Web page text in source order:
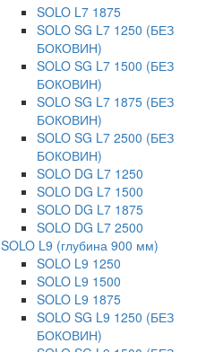
SOLO L7 1875
SOLO SG L7 1250 (БЕЗ
БОКОВИН)
SOLO SG L7 1500 (БЕЗ
БОКОВИН)
SOLO SG L7 1875 (БЕЗ
БОКОВИН)
SOLO SG L7 2500 (БЕЗ
БОКОВИН)
SOLO DG L7 1250
SOLO DG L7 1500
SOLO DG L7 1875
SOLO DG L7 2500
SOLO L9 (глубина 900 мм)
SOLO L9 1250
SOLO L9 1500
SOLO L9 1875
SOLO SG L9 1250 (БЕЗ
БОКОВИН)